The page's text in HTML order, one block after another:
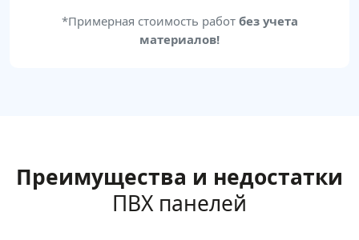
*Примерная стоимость работ без учета
материалов!
Преимущества и недостатки
ПВХ панелей